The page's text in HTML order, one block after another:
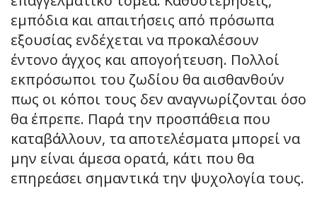
εμπόδια και απαιτήσεις από πρόσωπα
εξουσίας ενδέχεται να προκαλέσουν
έντονο άγχος και απογοήτευση. Πολλοί
εκπρόσωποι του ζωδίου θα αισθανθούν
πως οι κόποι τους δεν αναγνωρίζονται όσο
θα έπρεπε. Παρά την προσπάθεια που
καταβάλλουν, τα αποτελέσματα μπορεί να
μην είναι άμεσα ορατά, κάτι που θα
επηρεάσει σημαντικά την ψυχολογία τους.